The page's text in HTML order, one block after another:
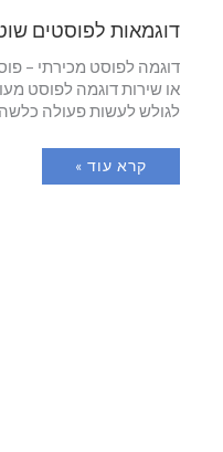
דוגמאות לפוסטים
דוגמה לפוסט מכירתי –
או שירות דוגמה לפוסט
לגולש לעשות פעולה
קרא עוד »